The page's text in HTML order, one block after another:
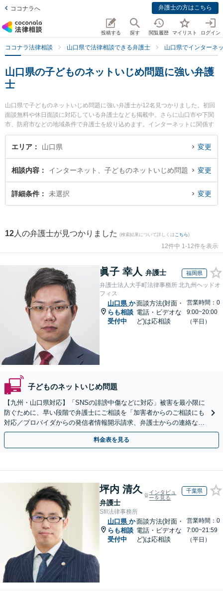
ココナラへ 弁護士の方はこちら
投稿する 探す 閲覧履歴 マイリスト ログイン
ココナラ法律相談 山口県で法律相談できる弁護士 山口県でインターネ
山口県の子どものネットいじめ問題に強い弁護
士
山口県で子どものネットいじめ問題に強い弁護士が12名見つかりました。初回
面談無料や休日面談に対応している弁護士なども掲載中。さらに山口市や下関
市、防府市などの地域条件で弁護士を絞り込めます。インターネットに関係す
る誹謗中傷や名誉毀損、個人特定等の細かな分野での絞り込み検索もでき便利
です。特に弁護士法人ＯＮＥ 周南オフィスの前田 浩志弁護士や弁護士法人ＯＮ
で土日や夜間に発生した子どものネットいじめ問題のトラブルを今すぐに弁護
士に相談したい』『子どものネットいじめ問題のトラブル解決の実績豊富な近
くの弁護士を検索したい』『初回相談無料で子どものネットいじめ問題を法律
エリア 山口県 変更
相談内容 インターネット、子どものネットいじめ問題 変更
詳細条件 未選択 変更
12 人の弁護士が見つかりました (検索結果について詳しくは こちら)
12件中 1-12件を表示
眞子 幸人 弁護士 福岡県
弁護士法人大手町法律事務所 北九州ヘッドオ
フィス
山口県 か
らも相談
受付中
面談方法(対面・
電話・ビデオな
ど)は応相談
営業時間：0
9:00~20:00
（平日）
子どものネットいじめ問題
【九州・山口県対応】「SNSの誹謗中傷などに対応」被害を最小限に
防ぐために、早い段階で弁護士にご相談を「加害者からのご相談にも
対応／プロバイダからの発信者情報開示請求、弁護士からの連絡な
ど」法人の風評被害対策にも対応【休日・夜間相談可】
料金表を見る
坪内 清久
弁護士
インタビュ
ーを見る
千葉県
Sfil法律事務所
山口県 か
らも相談
受付中
面談方法(対面・
電話・ビデオな
ど)は応相談
営業時間：0
7:00~21:59
（平日）